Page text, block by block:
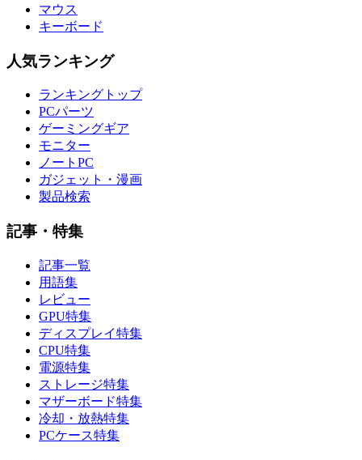
マウス
キーボード
人気ランキング
ランキングトップ
PCパーツ
ゲーミングギア
モニター
ノートPC
ガジェット・漫画
製品検索
記事・特集
記事一覧
用語集
レビュー
GPU特集
ディスプレイ特集
CPU特集
電源特集
ストレージ特集
マザーボード特集
冷却・放熱特集
PCケース特集